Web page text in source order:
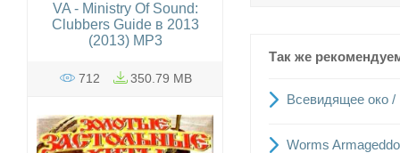
Так же
Всевидящее око /
Worms
VA - Ministry Of Sound:
Clubbers Guide в 2013
(2013) MP3
712 350.79 MB